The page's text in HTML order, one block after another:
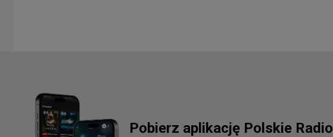
Pobierz aplikację Polskie Radio